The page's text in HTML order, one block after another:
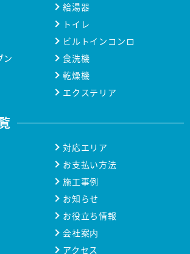
給湯器
トイレ
ビルトインコンロ
ン
食洗機
乾燥機
エクステリア
対応エリア
お支払い方法
施工事例
お知らせ
お役立ち情報
会社案内
アクセス